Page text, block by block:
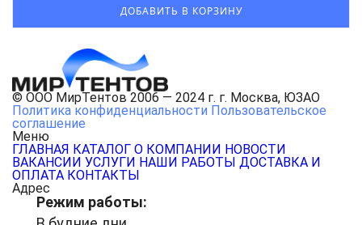
© ООО МирТентов 2006 — 2024 г. г. Москва, ЮЗАО
Политика конфиденциальности Пользовательское
соглашение
Меню
ГЛАВНАЯ КАТАЛОГ О КОМПАНИИ НОВОСТИ
ВАКАНСИИ УСЛУГИ НАШИ РАБОТЫ ДОСТАВКА И
ОПЛАТА КОНТАКТЫ
Адрес
Режим работы: